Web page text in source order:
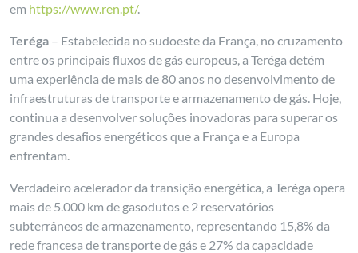
em https://www.ren.pt/.
Teréga – Estabelecida no sudoeste da França, no cruzamento
entre os principais fluxos de gás europeus, a Teréga detém
uma experiência de mais de 80 anos no desenvolvimento de
infraestruturas de transporte e armazenamento de gás. Hoje,
continua a desenvolver soluções inovadoras para superar os
grandes desafios energéticos que a França e a Europa
enfrentam.
Verdadeiro acelerador da transição energética, a Teréga opera
mais de 5.000 km de gasodutos e 2 reservatórios
subterrâneos de armazenamento, representando 15,8% da
rede francesa de transporte de gás e 27% da capacidade